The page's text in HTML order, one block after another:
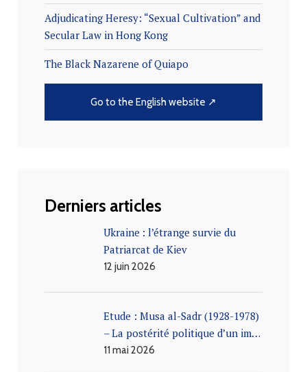
Adjudicating Heresy: “Sexual Cultivation” and
Secular Law in Hong Kong
The Black Nazarene of Quiapo
Go to the English website ↗
Derniers articles
Ukraine : l’étrange survie du
Patriarcat de Kiev
12 juin 2026
Etude : Musa al-Sadr (1928-1978)
– La postérité politique d’un im…
11 mai 2026